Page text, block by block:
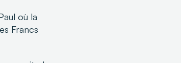
où la
Francs